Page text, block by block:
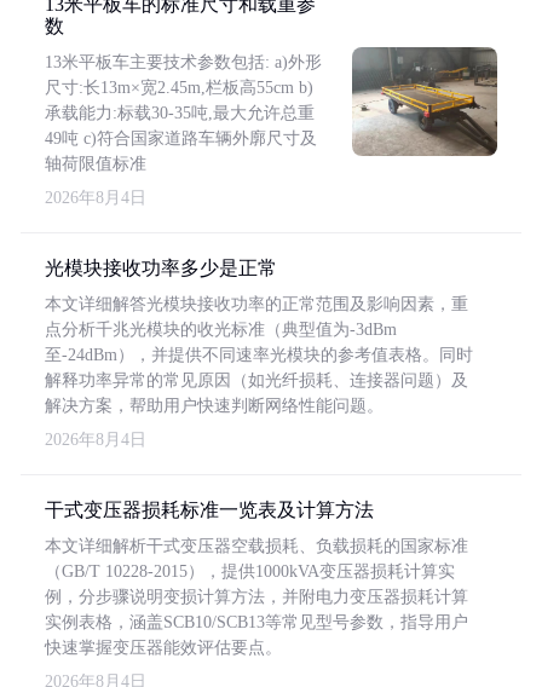
13米平板车的标准尺寸和载重参
数
13米平板车主要技术参数包括: a)外形
尺寸:长13m×宽2.45m,栏板高55cm b)
承载能力:标载30-35吨,最大允许总重
49吨 c)符合国家道路车辆外廓尺寸及
轴荷限值标准
2026年8月4日
光模块接收功率多少是正常
本文详细解答光模块接收功率的正常范围及影响因素，重
点分析千兆光模块的收光标准（典型值为-3dBm
至-24dBm），并提供不同速率光模块的参考值表格。同时
解释功率异常的常见原因（如光纤损耗、连接器问题）及
解决方案，帮助用户快速判断网络性能问题。
2026年8月4日
干式变压器损耗标准一览表及计算方法
本文详细解析干式变压器空载损耗、负载损耗的国家标准
（GB/T 10228-2015），提供1000kVA变压器损耗计算实
例，分步骤说明变损计算方法，并附电力变压器损耗计算
实例表格，涵盖SCB10/SCB13等常见型号参数，指导用户
快速掌握变压器能效评估要点。
2026年8月4日